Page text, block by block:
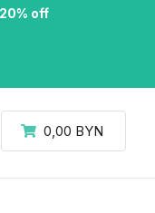
off
0,00 BYN